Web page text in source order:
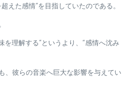
えた感情”を目指していたのである。
を理解する”というより、“感情へ沈み
、彼らの音楽へ巨大な影響を与えてい